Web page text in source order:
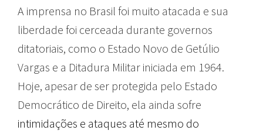
A imprensa no Brasil foi muito atacada e sua
liberdade foi cerceada durante governos
ditatoriais, como o Estado Novo de Getúlio
Vargas e a Ditadura Militar iniciada em 1964.
Hoje, apesar de ser protegida pelo Estado
Democrático de Direito, ela ainda sofre
intimidações e ataques até mesmo do